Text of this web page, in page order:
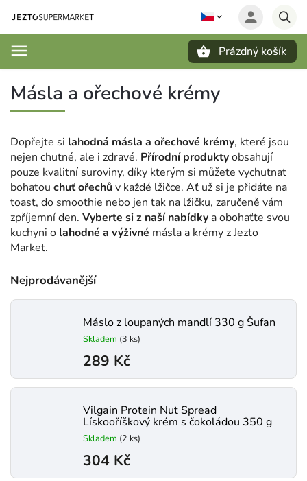
Prázdný košík
Másla a ořechové krémy
Dopřejte si lahodná másla a ořechové krémy, které jsou
nejen chutné, ale i zdravé. Přírodní produktyobsahují
pouze kvalitní suroviny, díky kterým si můžete vychutnat
bohatou chuť ořechův každé lžičce. Ať už si je přidáte na
toast, do smoothie nebo jen tak na lžičku, zaručeně vám
zpříjemní den. Vyberte si z naší nabídky a obohaťte svou
kuchyni o lahodné a výživné másla a krémy z Jezto
Market.
Nejprodávanější
Máslo z loupaných mandlí 330 g Šufan
Skladem (3 ks)
289 Kč
Vilgain Protein Nut Spread
Lískooříškový krém s čokoládou 350 g
Skladem (2 ks)
304 Kč